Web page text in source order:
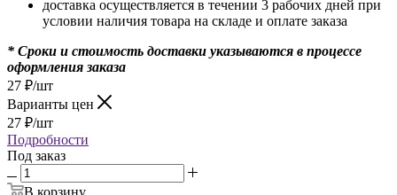
доставка осуществляется в течении 3 рабочих дней при
условии наличия товара на складе и оплате заказа
* Сроки и стоимость доставки указываются в процессе
оформления заказа
27 ₽/шт
Варианты цен
27 ₽/шт
Подробности
Под заказ
В корзину